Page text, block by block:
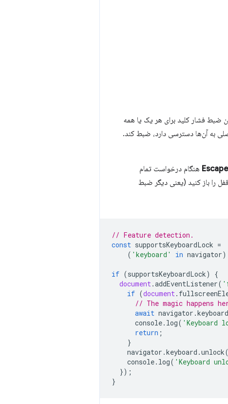
ضبط فشار کلید برای هر یک یا همه
به آن‌ها دسترسی دارد، ضبط کند.
Escape هنگام درخواست تمام
را باز کنید (یعنی دیگر ضبط
// Feature detection.
const supportsKeyboardLock =
( 'keyboard' in navigator)
if (supportsKeyboardLock)
{
document.addEventListener(
if (document.
// The magic happens
await navigator .keyboard
console. log( 'Keyboard
return ;
}
navigator .keyboard .unlock
console. log( 'Keyboard
});
}